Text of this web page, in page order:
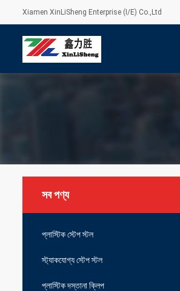
Xiamen XinLiSheng Enterprise (I/E) Co.,Ltd
সব পণ্য
প্লাস্টিক স্টেপ স্টল
স্ট্যাকযোগ্য স্টেপ স্টল
প্লাস্টিক দস্তানা ক্লিপ